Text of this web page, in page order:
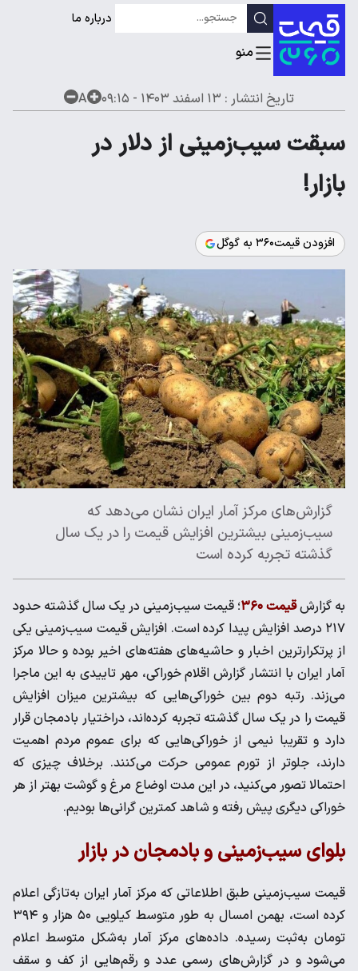
درباره ما
تاریخ انتشار : ۱۳ اسفند ۱۴۰۳ - ۰۹:۱۵ A
سبقت سیب‌زمینی از دلار در
بازار!
افزودن قیمت۳۶۰ به گوگل
گزارش‌های مرکز آمار ایران نشان می‌دهد که
سیب‌زمینی بیشترین افزایش قیمت را در یک سال
گذشته تجربه کرده است
به گزارشقیمت ۳۶۰
؛ قیمت سیب‌زمینی در یک سال گذشته حدود
۲۱۷ درصد افزایش پیدا کرده است. افزایش قیمت سیب‌زمینی یکی
از پرتکرار‌ترین اخبار و حاشیه‌های هفته‌های اخیر بوده و حالا مرکز
آمار ایران با انتشار گزارش اقلام خوراکی، مهر تاییدی به این ماجرا
می‌زند. رتبه دوم بین خوراکی‌هایی که بیشترین میزان افزایش
قیمت را در یک سال گذشته تجربه کرده‌اند، دراختیار بادمجان قرار
دارد و تقریبا نیمی از خوراکی‌هایی که برای عموم مردم اهمیت
دارند، جلوتر از تورم عمومی حرکت می‌کنند. برخلاف چیزی که
احتمالا تصور می‌کنید، در این مدت اوضاع مرغ و گوشت بهتر از هر
خوراکی دیگری پیش رفته و شاهد کمترین گرانی‌ها بودیم.
بلوای سیب‌زمینی و بادمجان در بازار
قیمت سیب‌زمینی طبق اطلاعاتی که مرکز آمار ایران به‌تازگی اعلام
کرده است، بهمن امسال به طور متوسط کیلویی ۵۰ هزار و ۳۹۴
تومان به‌ثبت رسیده. داده‌های مرکز آمار به‌شکل متوسط اعلام
می‌شود و در گزارش‌های رسمی عدد و رقم‌هایی از کف و سقف